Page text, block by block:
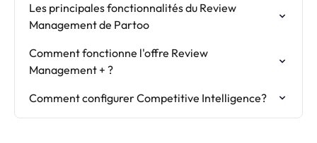
Les principales fonctionnalités du Review
Management de Partoo
Comment fonctionne l'offre Review
Management + ?
Comment configurer Competitive Intelligence?